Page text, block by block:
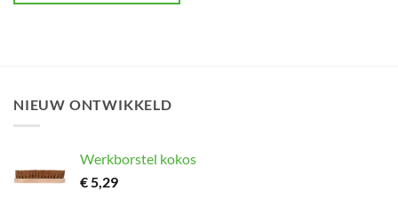
NIEUW ONTWIKKELD
Werkborstel kokos
€5,29